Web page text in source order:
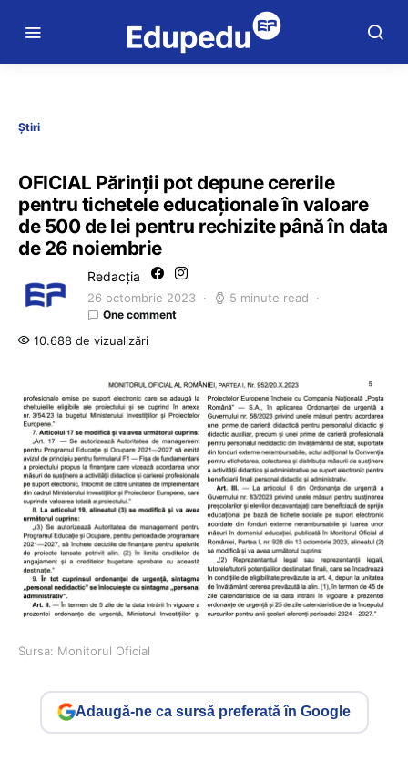
Știri
OFICIAL Părinții pot depune cererile
pentru tichetele educaționale în valoare
de 500 de lei pentru rechizite până în data
de 26 noiembrie
Redacția
26 octombrie 2023 5 minute read
One comment
10.688 de vizualizări
Sursa: Monitorul Oficial
Adaugă-ne ca sursă preferată în Google